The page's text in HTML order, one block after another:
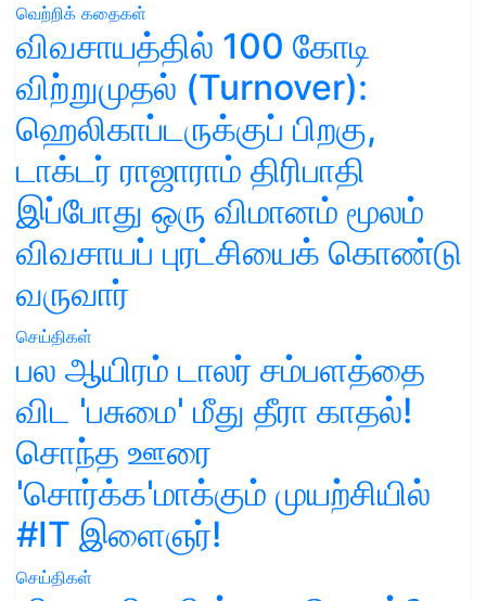
வெற்றிக் கதைகள்
விவசாயத்தில் 100 கோடி
விற்றுமுதல் (Turnover):
ஹெலிகாப்டருக்குப் பிறகு,
டாக்டர் ராஜாராம் திரிபாதி
இப்போது ஒரு விமானம் மூலம்
விவசாயப் புரட்சியைக் கொண்டு
வருவார்
செய்திகள்
பல ஆயிரம் டாலர் சம்பளத்தை
விட 'பசுமை' மீது தீரா காதல்!
சொந்த ஊரை
'சொர்க்க'மாக்கும் முயற்சியில்
#IT இளைஞர்!
செய்திகள்